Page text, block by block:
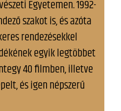
Egyetemen. 1992-
szakot is, és azóta
rendezésekkel
egyik legtöbbet
40 filmben, illetve
és igen népszerű